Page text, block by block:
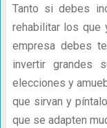
Tanto si debes
rehabilitar los que
empresa debes
invertir grandes
elecciones y
que sirvan y
que se adapten